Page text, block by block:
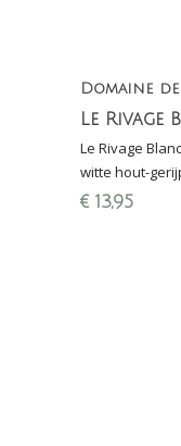
Domaine
Le Rivage
witte hout-
Chardonnay,
€ 13,95